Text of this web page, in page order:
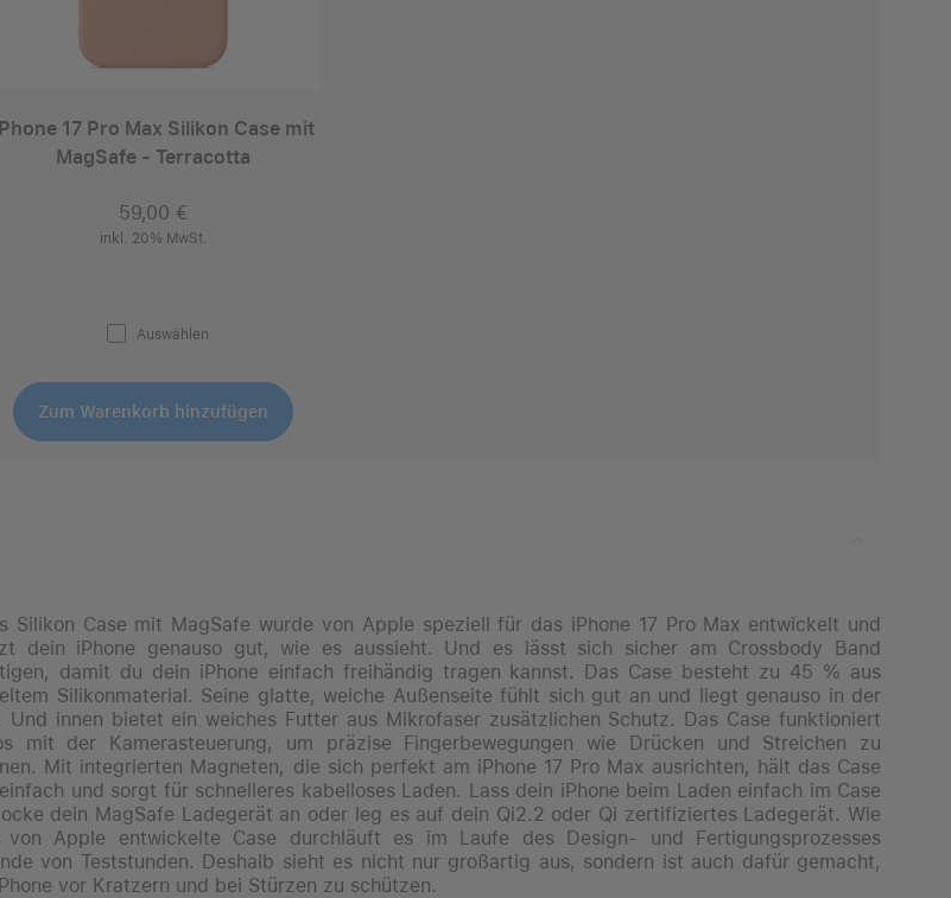
17 Pro Max Silikon Case mit
MagSafe - Terracotta
59,00 €
inkl. 20% MwSt.
Auswählen
Zum Warenkorb hinzufügen
Silikon Case mit MagSafe wurde von Apple speziell für das iPhone 17 Pro Max entwickelt und
dein iPhone genauso gut, wie es aussieht. Und es lässt sich sicher am Crossbody Band
damit du dein iPhone einfach freihändig tragen kannst. Das Case besteht zu 45 % aus
Silikon­material. Seine glatte, weiche Außenseite fühlt sich gut an und liegt genauso in der
Und innen bietet ein weiches Futter aus Mikrofaser zusätzlichen Schutz. Das Case funktioniert
mit der Kamera­steuerung, um präzise Finger­bewegungen wie Drücken und Streichen zu
Mit integrierten Magneten, die sich perfekt am iPhone 17 Pro Max ausrichten, hält das Case
und sorgt für schnelleres kabelloses Laden. Lass dein iPhone beim Laden einfach im Case
dein MagSafe Ladegerät an oder leg es auf dein Qi2.2 oder Qi zertifiziertes Ladegerät. Wie
von Apple entwickelte Case durchläuft es im Laufe des Design- und Fertigungs­prozesses
von Teststunden. Deshalb sieht es nicht nur großartig aus, sondern ist auch dafür gemacht,
vor Kratzern und bei Stürzen zu schützen.